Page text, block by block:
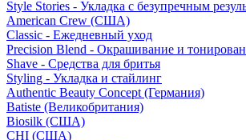
Style Stories - Укладка с безупречным
American Crew (США)
Classic - Ежедневный уход
Precision Blend - Окрашивание и
Shave - Средства для бритья
Styling - Укладка и стайлинг
Authentic Beauty Concept (Германия)
Batiste (Великобритания)
Biosilk (США)
CHI (США)